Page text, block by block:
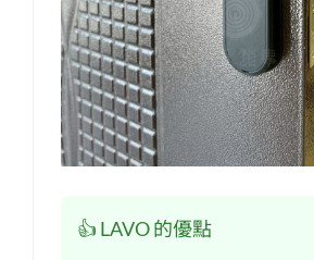
👍 LAVO 的優點